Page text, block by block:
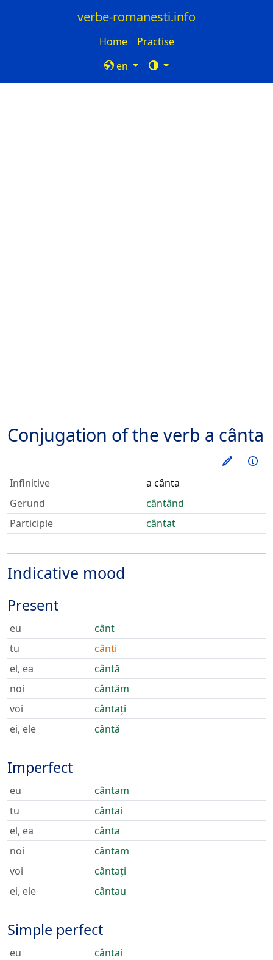
verbe-romanesti.info
Home
Practise
en
Conjugation of the verb a cânta
Train
Infinitive
a cânta
Gerund
cântând
Participle
cântat
Indicative mood
Present
eu
cânt
tu
cânți
el, ea
cântă
noi
cântăm
voi
cântați
ei, ele
cântă
Imperfect
eu
cântam
tu
cântai
el, ea
cânta
noi
cântam
voi
cântați
ei, ele
cântau
Simple perfect
eu
cântai